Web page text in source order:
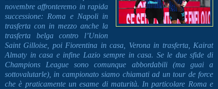
novembre affronteremo in rapida
successione: Roma e Napoli in
trasferta con in mezzo anche la
trasferta belga contro l’Union
Saint Gilloise, poi Fiorentina in casa, Verona in trasferta, Kairat
Almaty in casa e infine Lazio sempre in casa. Se le due sfide di
Champions League sono comunque abbordabili (ma guai a
sottovalutarle), in campionato siamo chiamati ad un tour de force
che è praticamente un esame di maturità. In particolare Roma e